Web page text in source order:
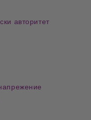
авторитет